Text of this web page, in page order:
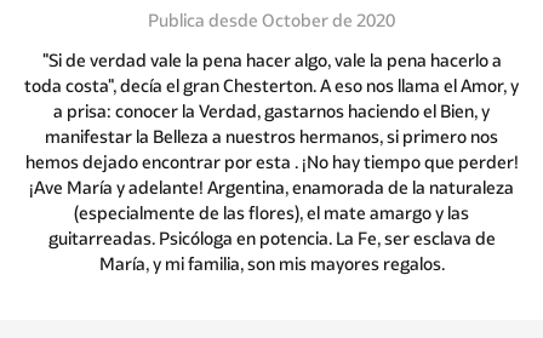
Publica desde October de 2020
"Si de verdad vale la pena hacer algo, vale la pena hacerlo a
toda costa", decía el gran Chesterton. A eso nos llama el Amor, y
a prisa: conocer la Verdad, gastarnos haciendo el Bien, y
manifestar la Belleza a nuestros hermanos, si primero nos
hemos dejado encontrar por esta . ¡No hay tiempo que perder!
¡Ave María y adelante! Argentina, enamorada de la naturaleza
(especialmente de las flores), el mate amargo y las
guitarreadas. Psicóloga en potencia. La Fe, ser esclava de
María, y mi familia, son mis mayores regalos.